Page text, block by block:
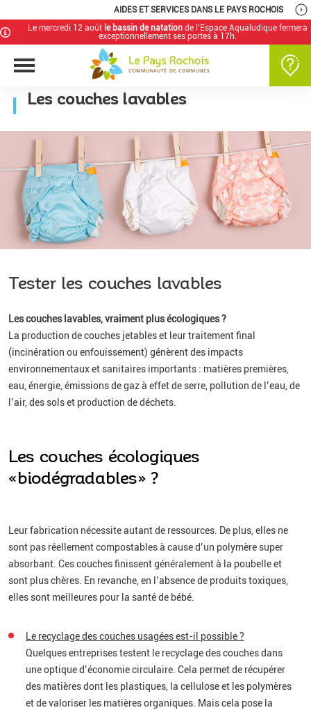
AIDES ET SERVICES DANS LE PAYS ROCHOIS
Le mercredi 12 août le bassin de natation de l’Espace Aqualudique fermera
exceptionnellement ses portes à 17h.
Les couches lavables
Tester les couches lavables
Les couches lavables, vraiment plus écologiques ?
La production de couches jetables et leur traitement final
(incinération ou enfouissement) génèrent des impacts
environnementaux et sanitaires importants : matières premières,
eau, énergie, émissions de gaz à effet de serre, pollution de l’eau, de
l’air, des sols et production de déchets.
Les couches écologiques
«biodégradables» ?
Leur fabrication nécessite autant de ressources. De plus, elles ne
sont pas réellement compostables à cause d’un polymère super
absorbant. Ces couches finissent généralement à la poubelle et
sont plus chères. En revanche, en l’absence de produits toxiques,
elles sont meilleures pour la santé de bébé.
Le recyclage des couches usagées est-il possible ?
Quelques entreprises testent le recyclage des couches dans
une optique d’économie circulaire. Cela permet de récupérer
des matières dont les plastiques, la cellulose et les polymères
et de valoriser les matières organiques. Mais cela pose la